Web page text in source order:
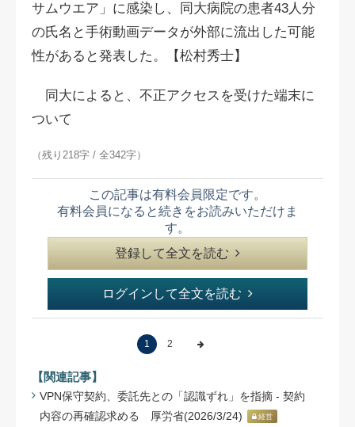
サムウエア」に感染し、同大病院の患者43人分
の氏名と手術動画データが外部に流出した可能
性があると発表した。【松村秀士】
同大によると、不正アクセスを受けた端末に
ついて
（残り218字 / 全342字）
この記事は有料会員限定です。
有料会員になると続きをお読みいただけま
す。
登録して全文を読む
ログインして全文を読む
1 2
【関連記事】
VPN保守契約、委託先との「認識ずれ」を指摘 - 契約
内容の再確認求める 厚労省(2026/3/24)
経営